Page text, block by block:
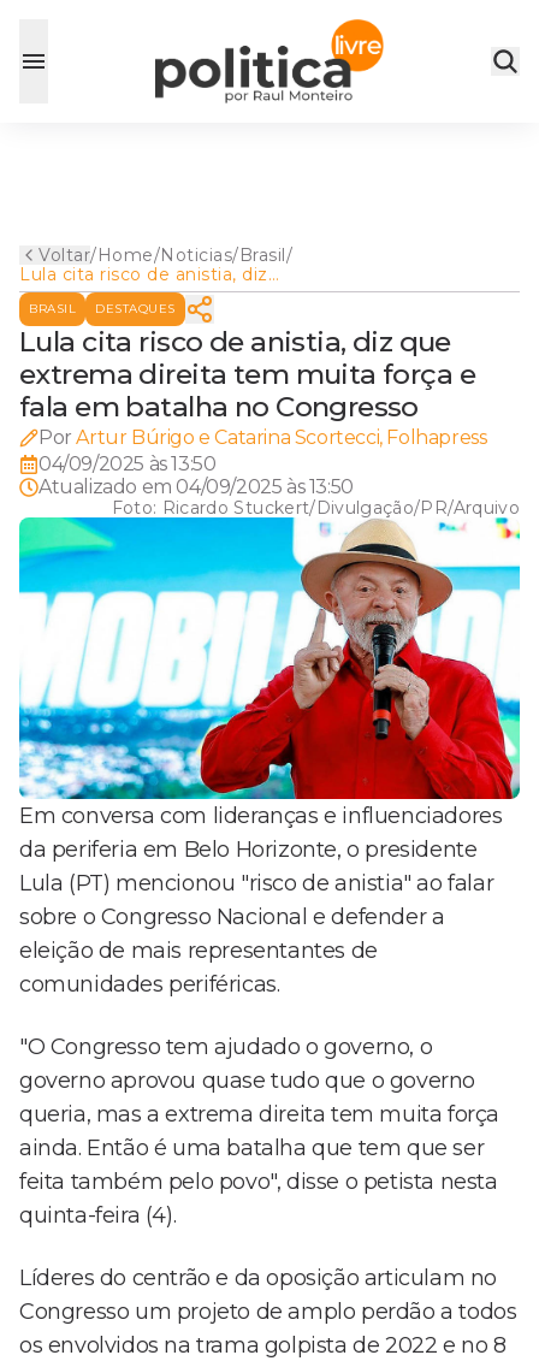
Voltar/Home/Noticias/Brasil/
Lula cita risco de anistia, diz
que extrema direita tem
muita força e fala em batalha
no Congresso
BRASIL DESTAQUES
Lula cita risco de anistia, diz que
extrema direita tem muita força e
fala em batalha no Congresso
Por Artur Búrigo e Catarina Scortecci, Folhapress
04/09/2025 às 13:50
Atualizado em 04/09/2025 às 13:50
Foto: Ricardo Stuckert/Divulgação/PR/Arquivo
Em conversa com lideranças e influenciadores
da periferia em Belo Horizonte, o presidente
Lula (PT) mencionou "risco de anistia" ao falar
sobre o Congresso Nacional e defender a
eleição de mais representantes de
comunidades periféricas.
"O Congresso tem ajudado o governo, o
governo aprovou quase tudo que o governo
queria, mas a extrema direita tem muita força
ainda. Então é uma batalha que tem que ser
feita também pelo povo", disse o petista nesta
quinta-feira (4).
Líderes do centrão e da oposição articulam no
Congresso um projeto de amplo perdão a todos
os envolvidos na trama golpista de 2022 e no 8